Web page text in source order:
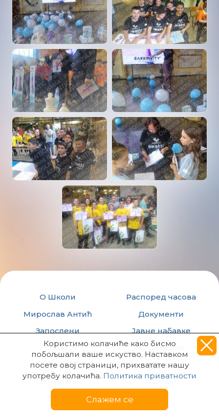
О Школи
Мирослав Антић
Запослени
Ученици
Вести
Такмичења
Распоред часова
Документи
Јавне набавке
есДневник
Архива
Контакт
Користимо колачиће како бисмо
побољшали ваше искуство. Наставком
посете овој страници, прихватате нашу
употребу колачића. Политика приватности
Слажем се